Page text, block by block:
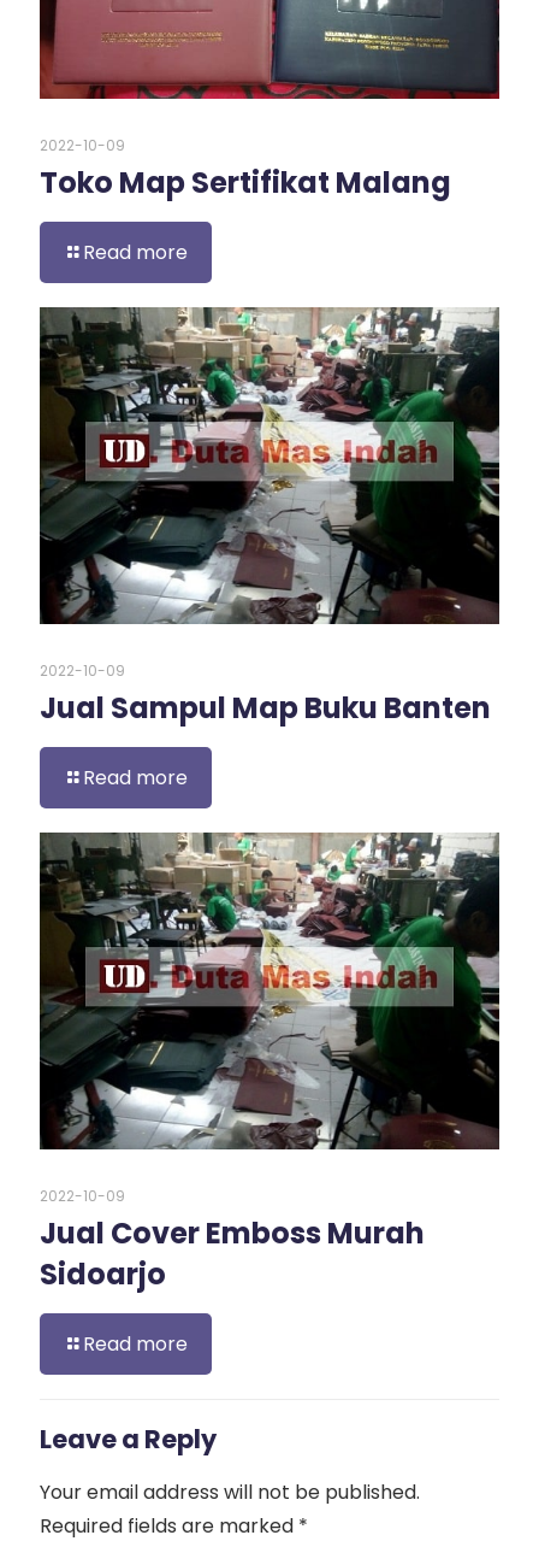
2022-10-09
Toko Map Sertifikat Malang
Read more
2022-10-09
Jual Sampul Map Buku Banten
Read more
2022-10-09
Jual Cover Emboss Murah
Sidoarjo
Read more
Leave a Reply
Your email address will not be published.
Required fields are marked *